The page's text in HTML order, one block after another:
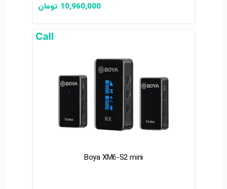
10,960,000 تومان
Boya XM6-S2 mini